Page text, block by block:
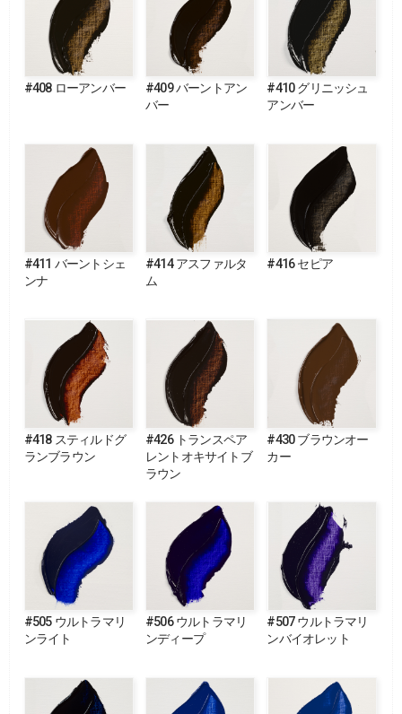
#408 ローアンバー
#409 バーントアン
バー
#410 グリニッシュ
アンバー
#411 バーントシェ
ンナ
#414 アスファルタ
ム
#416 セピア
#418 スティルドグ
ランブラウン
#426 トランスペア
レントオキサイトブ
ラウン
#430 ブラウンオー
カー
#505 ウルトラマリ
ンライト
#506 ウルトラマリ
ンディープ
#507 ウルトラマリ
ンバイオレット